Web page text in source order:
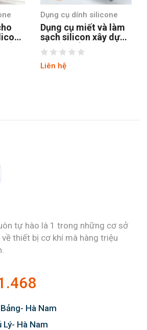
Dụng cụ dính silicone
Dụng cụ trám trét nứt
GT774 chuyên nghiệp
11 cấu hình
Liên hệ
tự hào là 1 trong những cơ sở
thiết bị cơ khí mà hàng triệu
Hà Nam
Lý- Hà Nam